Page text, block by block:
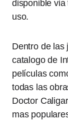
disponible via
uso.
Dentro de las
catalogo de
películas
todas las
Doctor
mas